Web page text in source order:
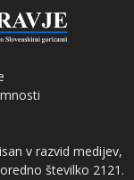
v razvid medijev,
številko 2121.